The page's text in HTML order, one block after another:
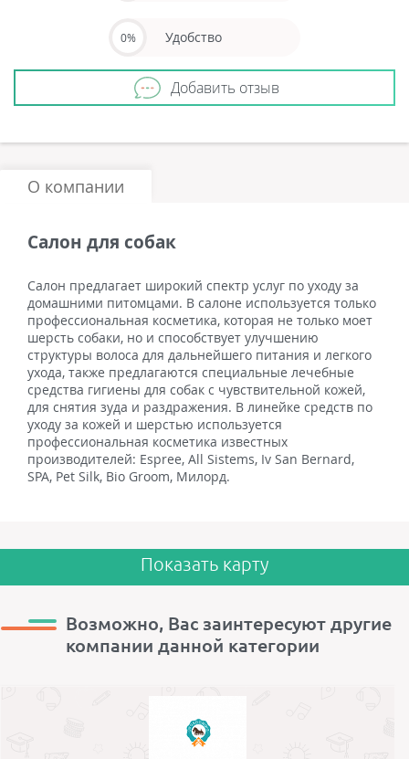
0% Удобство
Добавить отзыв
О компании
Салон для собак
Салон предлагает широкий спектр услуг по уходу за
домашними питомцами. В салоне используется только
профессиональная косметика, которая не только моет
шерсть собаки, но и способствует улучшению
структуры волоса для дальнейшего питания и легкого
ухода, также предлагаются специальные лечебные
средства гигиены для собак с чувствительной кожей,
для снятия зуда и раздражения. В линейке средств по
уходу за кожей и шерстью используется
профессиональная косметика известных
производителей: Espree, All Sistems, Iv San Bernard,
SPA, Pet Silk, Bio Groom, Милорд.
Показать карту
Возможно, Вас заинтересуют другие
компании данной категории